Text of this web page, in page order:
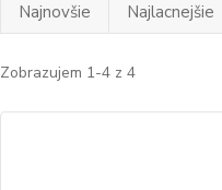
Najnovšie Najlacnejšie
Zobrazujem 1-4 z 4